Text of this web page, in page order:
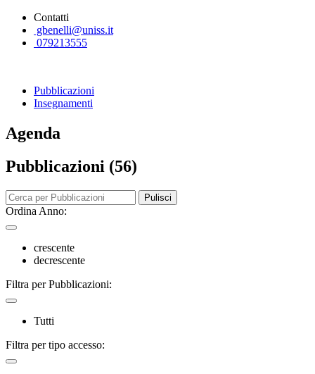
Contatti
gbenelli@uniss.it
079213555
Pubblicazioni
Insegnamenti
Agenda
Pubblicazioni (56)
Pulisci
Ordina Anno:
crescente
decrescente
Filtra per Pubblicazioni:
Tutti
Filtra per tipo accesso: